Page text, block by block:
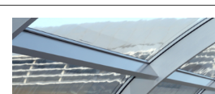
LATIN-AMERIKA